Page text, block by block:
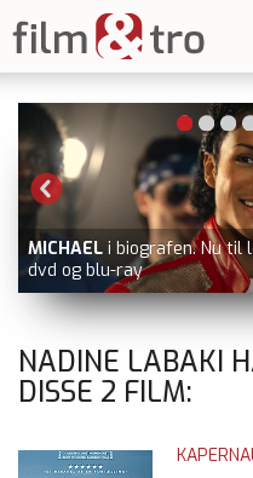
MICHAEL i biografen. Nu til
dvd og blu-ray
NADINE LABAKI
DISSE 2 FILM: